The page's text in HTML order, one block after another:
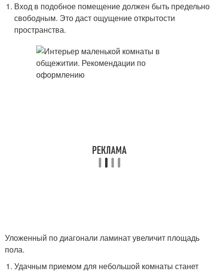
Вход в подобное помещение должен быть предельно
свободным. Это даст ощущение открытости
пространства.
Уложенный по диагонали ламинат увеличит площадь
пола.
Удачным приемом для небольшой комнаты станет